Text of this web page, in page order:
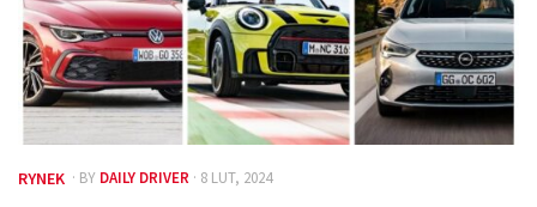
RYNEK · BY DAILY DRIVER · 8 LUT, 2024